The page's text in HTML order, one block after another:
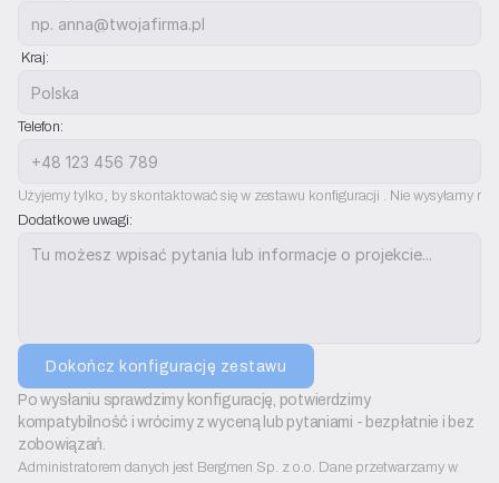
Kraj:
Telefon:
Użyjemy tylko, by skontaktować się w zestawu konfiguracji . Nie wysyłamy
Dodatkowe uwagi:
Dokończ konfigurację zestawu
Po wysłaniu sprawdzimy konfigurację, potwierdzimy
kompatybilność i wrócimy z wyceną lub pytaniami - bezpłatnie i bez
zobowiązań.
Administratorem danych jest Bergmen Sp. z o.o. Dane przetwarzamy w